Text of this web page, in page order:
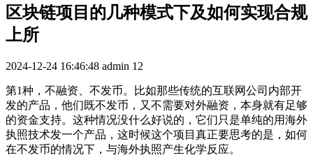
区块链项目的几种模式下及如何实现合规
上所
2024-12-24 16:46:48 admin 12
第1种，不融资、不发币。比如那些传统的互联网公司内部开
发的产品，他们既不发币，又不需要对外融资，本身就有足够
的资金支持。这种情况没什么好说的，它们只是单纯的用海外
执照技术发一个产品，这时候这个项目真正要思考的是，如何
在不发币的情况下，与海外执照产生化学反应。